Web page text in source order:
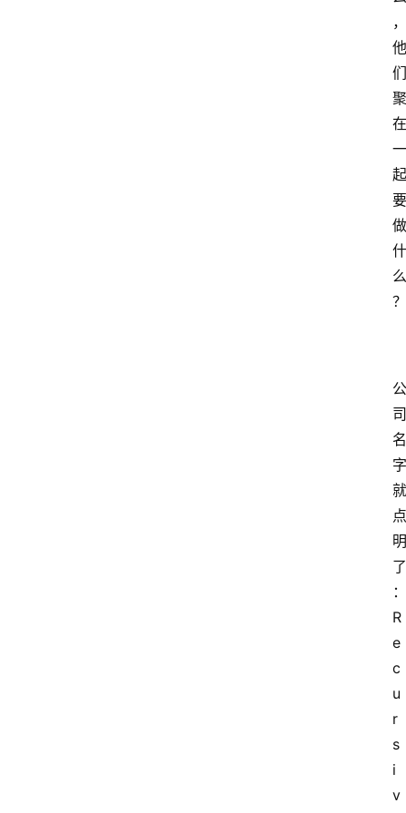
，
他
们
聚
在
一
起
要
做
什
么
？
公
司
名
字
就
点
明
了
：
R
e
c
u
r
s
i
v